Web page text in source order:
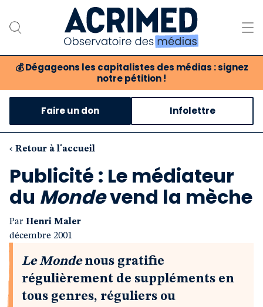
💰 Dégageons les capitalistes des médias : signez
notre pétition !
Notre association
Notre critique des médias
Nos propositions
Notre revue
Boutique
Faire un don Infolettre
‹ Retour à l'accueil
Publicité : Le médiateur
du Mondevend la mèche
Par Henri Maler
décembre 2001
Le Mondenous gratifie
régulièrement de suppléments en
tous genres, réguliers ou